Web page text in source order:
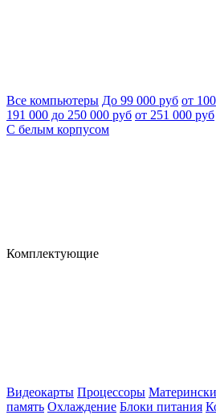
Все компьютеры До 99 000 руб от
191 000 до 250 000 руб от 251 000 руб
С белым корпусом
Комплектующие
Видеокарты Процессоры
память Охлаждение Блоки питания